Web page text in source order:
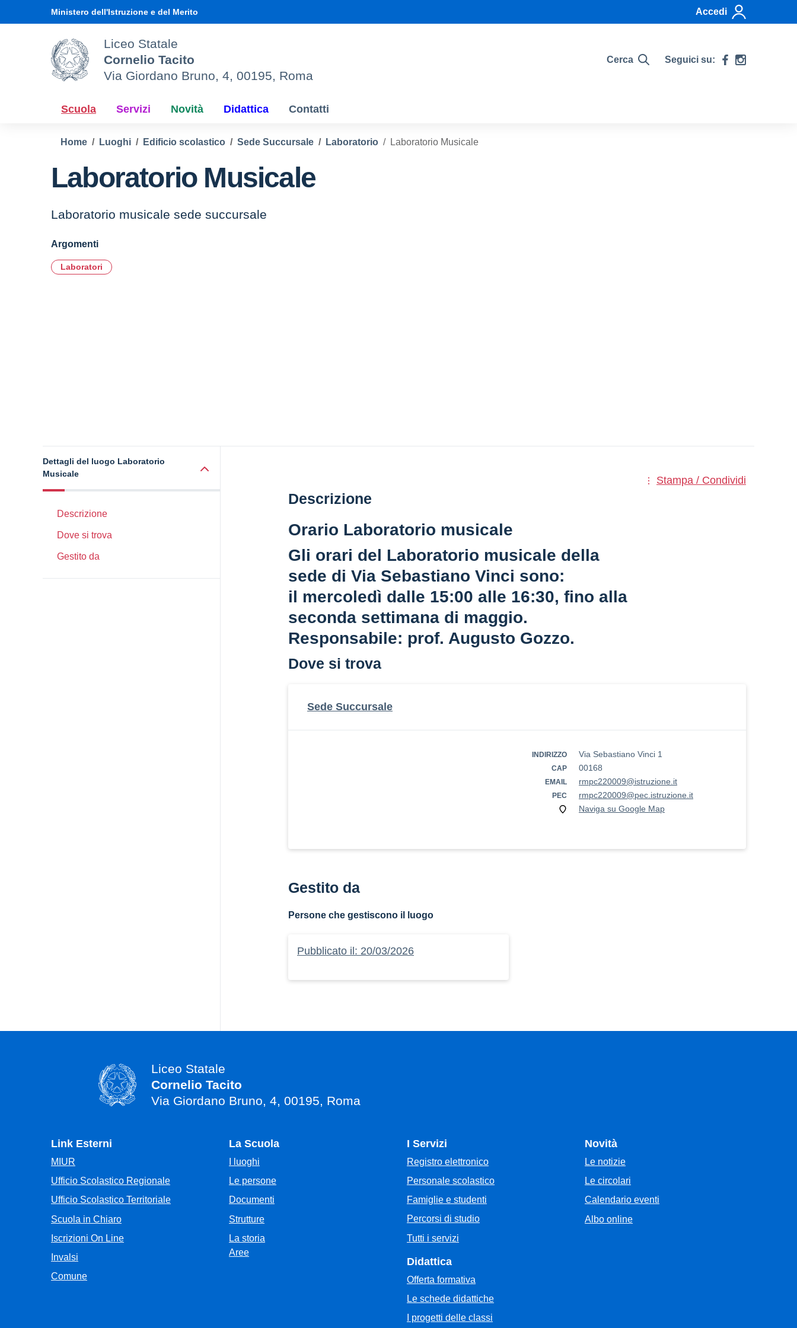
Ministero dell'Istruzione e del Merito Accedi
Liceo Statale
Cornelio Tacito
Via Giordano Bruno, 4, 00195, Roma
Cerca Seguici su:
Scuola Servizi Novità Didattica Contatti
Home Luoghi Edificio scolastico Sede Succursale Laboratorio Laboratorio Musicale
Laboratorio Musicale
Laboratorio musicale sede succursale
Argomenti
Laboratori
Dettagli del luogo Laboratorio
Musicale
Descrizione
Dove si trova
Gestito da
Stampa / Condividi
Descrizione
Orario Laboratorio musicale
Gli orari del Laboratorio musicale della
sede di Via Sebastiano Vinci sono:
il mercoledì dalle 15:00 alle 16:30, fino alla
seconda settimana di maggio.
Responsabile: prof. Augusto Gozzo.
Dove si trova
Sede Succursale
INDIRIZZO Via Sebastiano Vinci 1
CAP 00168
EMAIL rmpc220009@istruzione.it
PEC
rmpc220009@pec.istruzione.it
Naviga su Google Map
Gestito da
Persone che gestiscono il luogo
Pubblicato il: 20/03/2026
Liceo Statale
Cornelio Tacito
Via Giordano Bruno, 4, 00195, Roma
Link Esterni
MIUR
Ufficio Scolastico Regionale
Ufficio Scolastico Territoriale
Scuola in Chiaro
Iscrizioni On Line
Invalsi
Comune
La Scuola
I luoghi
Le persone
Documenti
Strutture
La storia
Aree
I Servizi
Registro elettronico
Personale scolastico
Famiglie e studenti
Percorsi di studio
Tutti i servizi
Didattica
Offerta formativa
Le schede didattiche
I progetti delle classi
Novità
Le notizie
Le circolari
Calendario eventi
Albo online